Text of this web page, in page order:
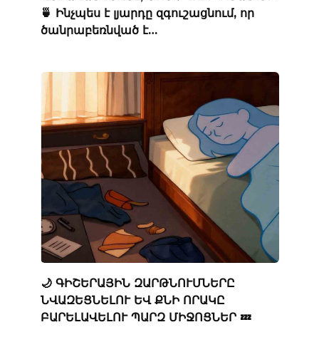
🍵 Ինչպես է լյարդը զգուշացնում, որ
ծանրաբեռնված է…
🌙 ԳԻՇԵՐԱՅԻՆ ԶԱՐԹՆՈՒՄՆԵՐԸ
ՆՎԱԶԵՑՆԵԼՈՒ ԵՎ ՔՆԻ ՈՐԱԿԸ
ԲԱՐԵԼԱՎԵԼՈՒ ՊԱՐԶ ՄԻՋՈՑՆԵՐ 💤